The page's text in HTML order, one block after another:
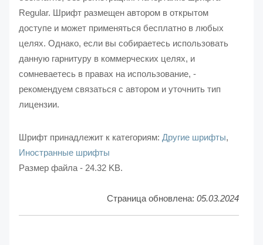
Regular. Шрифт размещен автором в открытом
доступе и может применяться бесплатно в любых
целях. Однако, если вы собираетесь использовать
данную гарнитуру в коммерческих целях, и
сомневаетесь в правах на использование, -
рекомендуем связаться с автором и уточнить тип
лицензии.
Шрифт принадлежит к категориям: Другие шрифты,
Иностранные шрифты
Размер файла - 24.32 KB.
Страница обновлена: 05.03.2024